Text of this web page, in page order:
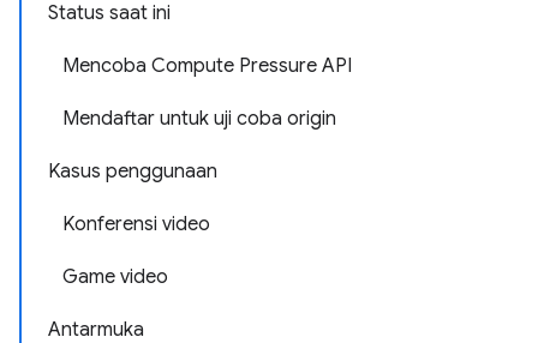
Status saat ini
Mencoba Compute Pressure API
Mendaftar untuk uji coba origin
Kasus penggunaan
Konferensi video
Game video
Antarmuka